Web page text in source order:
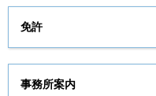
免許
事務所案内